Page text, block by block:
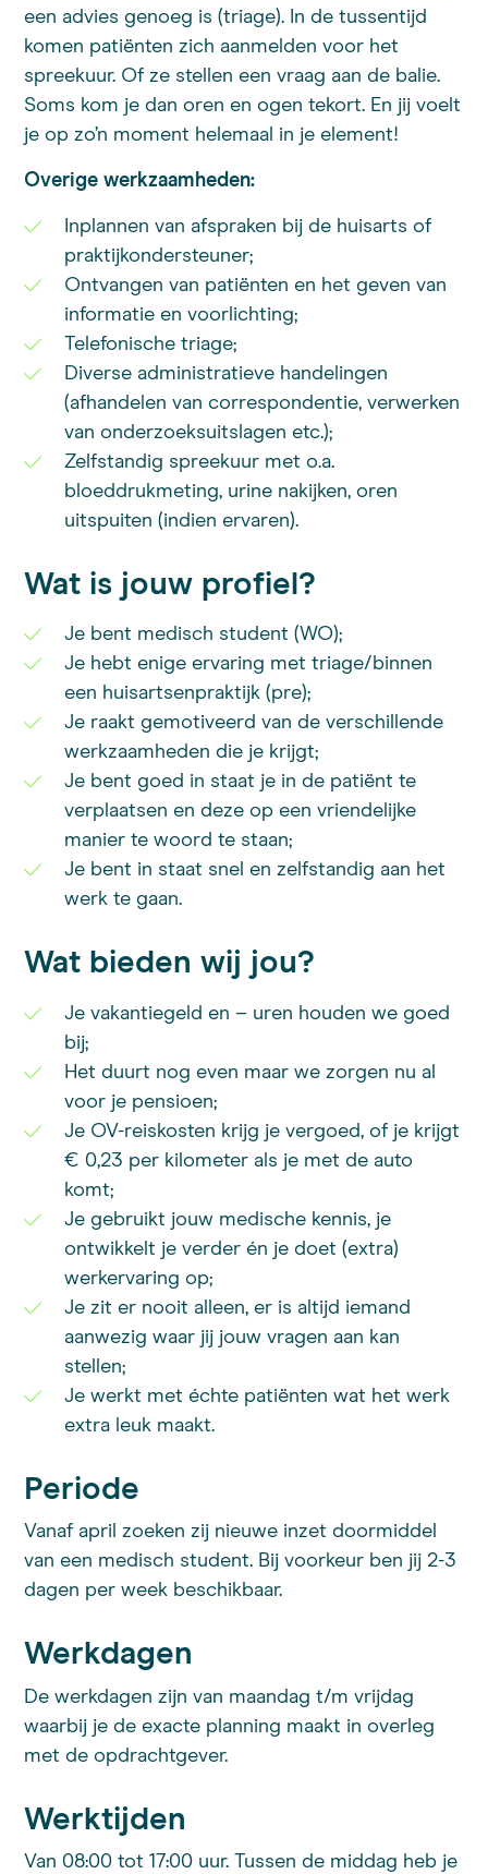
een advies genoeg is (triage). In de tussentijd
komen patiënten zich aanmelden voor het
spreekuur. Of ze stellen een vraag aan de balie.
Soms kom je dan oren en ogen tekort. En jij voelt
je op zo’n moment helemaal in je element!
Overige werkzaamheden:
Inplannen van afspraken bij de huisarts of
praktijkondersteuner;
Ontvangen van patiënten en het geven van
informatie en voorlichting;
Telefonische triage;
Diverse administratieve handelingen
(afhandelen van correspondentie, verwerken
van onderzoeksuitslagen etc.);
Zelfstandig spreekuur met o.a.
bloeddrukmeting, urine nakijken, oren
uitspuiten (indien ervaren).
Wat is jouw profiel?
Je bent medisch student (WO);
Je hebt enige ervaring met triage/binnen
een huisartsenpraktijk (pre);
Je raakt gemotiveerd van de verschillende
werkzaamheden die je krijgt;
Je bent goed in staat je in de patiënt te
verplaatsen en deze op een vriendelijke
manier te woord te staan;
Je bent in staat snel en zelfstandig aan het
werk te gaan.
Wat bieden wij jou?
Je vakantiegeld en – uren houden we goed
bij;
Het duurt nog even maar we zorgen nu al
voor je pensioen;
Je OV-reiskosten krijg je vergoed, of je krijgt
€ 0,23 per kilometer als je met de auto
komt;
Je gebruikt jouw medische kennis, je
ontwikkelt je verder én je doet (extra)
werkervaring op;
Je zit er nooit alleen, er is altijd iemand
aanwezig waar jij jouw vragen aan kan
stellen;
Je werkt met échte patiënten wat het werk
extra leuk maakt.
Periode
Vanaf april zoeken zij nieuwe inzet doormiddel
van een medisch student. Bij voorkeur ben jij 2-3
dagen per week beschikbaar.
Werkdagen
De werkdagen zijn van maandag t/m vrijdag
waarbij je de exacte planning maakt in overleg
met de opdrachtgever.
Werktijden
Van 08:00 tot 17:00 uur. Tussen de middag heb je